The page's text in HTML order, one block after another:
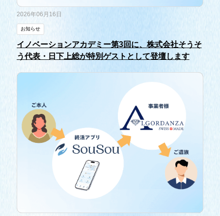
2026年06月16日
お知らせ
イノベーションアカデミー第3回に、株式会社そうそ
う代表・日下上総が特別ゲストとして登壇します